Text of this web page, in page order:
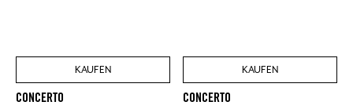
KAUFEN
CONCERTO
KAUFEN
CONCERTO